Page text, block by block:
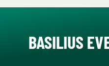
BASILIUS